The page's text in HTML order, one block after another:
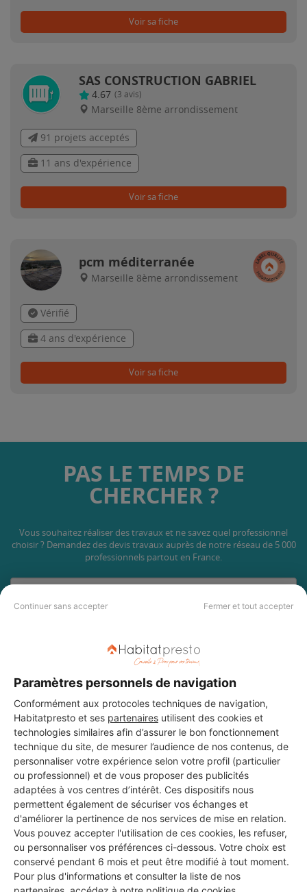
Continuer sans accepter Fermer et tout accepter
Paramètres personnels de navigation
Conformément aux protocoles techniques de navigation,
Habitatpresto et ses partenaires utilisent des cookies et
technologies similaires afin d’assurer le bon fonctionnement
technique du site, de mesurer l’audience de nos contenus, de
personnaliser votre expérience selon votre profil (particulier
ou professionnel) et de vous proposer des publicités
adaptées à vos centres d’intérêt. Ces dispositifs nous
permettent également de sécuriser vos échanges et
d'améliorer la pertinence de nos services de mise en relation.
Vous pouvez accepter l'utilisation de ces cookies, les refuser,
ou personnaliser vos préférences ci-dessous. Votre choix est
conservé pendant 6 mois et peut être modifié à tout moment.
Pour plus d'informations et consulter la liste de nos
Voir sa fiche
SAS CONSTRUCTION GABRIEL
4.67 (3 avis)
Marseille 8ème arrondissement
91 projets acceptés
11 ans d'expérience
Voir sa fiche
pcm méditerranée
Marseille 8ème arrondissement
Vérifié
4 ans d'expérience
Voir sa fiche
PAS LE TEMPS DE
CHERCHER ?
Vous souhaitez réaliser des travaux et ne savez quel professionnel
choisir ? Demandez des devis travaux auprès de notre réseau de 5 000
professionnels partout en France.
DEMANDER UN DEVIS